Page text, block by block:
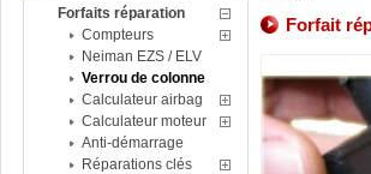
Forfaits réparation
Compteurs
Neiman EZS / ELV
Verrou de colonne
Calculateur airbag
Calculateur moteur
Anti-démarrage
Réparations clés
Forfait